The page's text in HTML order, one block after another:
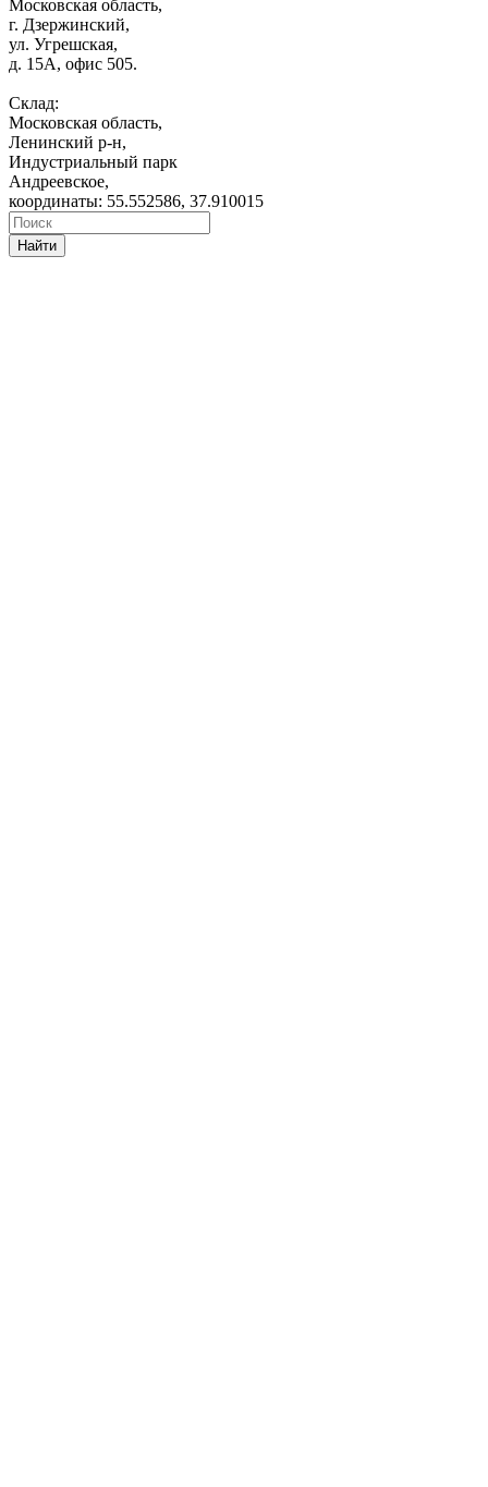
Московская область,
г. Дзержинский,
ул. Угрешская,
д. 15А, офис 505.
Склад:
Московская область,
Ленинский р-н,
Индустриальный парк
Андреевское,
координаты: 55.552586, 37.910015
Найти